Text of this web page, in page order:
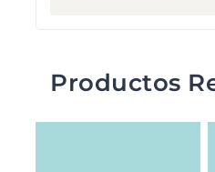
Productos